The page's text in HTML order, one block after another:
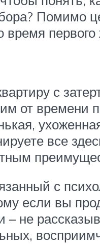
Помимо
с
от времени
все
с
если вы
не